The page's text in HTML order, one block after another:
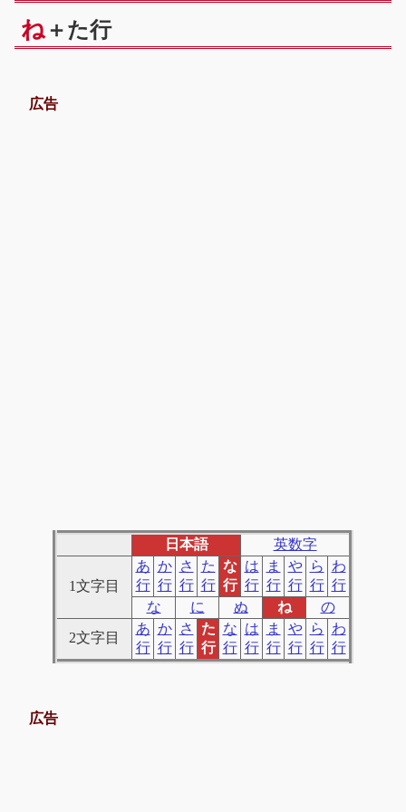
ね＋た行
広告
日本語 英数字
1文字目
あ
行
か
行
さ
行
た
行
な
行
は
行
ま
行
や
行
ら
行
わ
行
な
に ぬ ね
の
2文字目
あ
行
か
行
さ
行
た
行
な
行
は
行
ま
行
や
行
ら
行
わ
行
広告